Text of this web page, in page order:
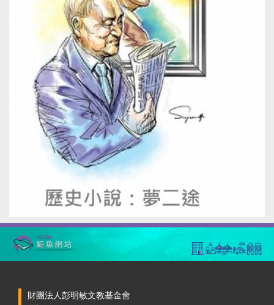
財團法人彭明敏文教基金會